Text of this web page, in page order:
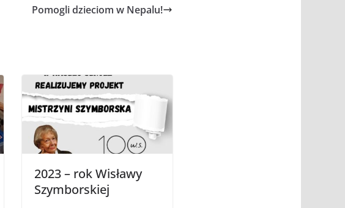
Pomogli dzieciom w Nepalu!
2023 – rok Wisławy
Szymborskiej